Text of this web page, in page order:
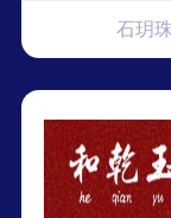
石玥